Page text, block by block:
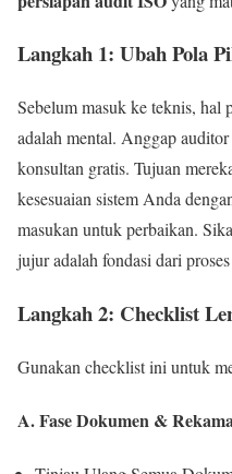
Langkah 1: Ubah Pola
Sebelum masuk ke teknis, hal
adalah mental. Anggap
konsultan gratis. Tujuan
kesesuaian sistem Anda
masukan untuk perbaikan.
jujur adalah fondasi dari
Langkah 2: Checklist
Gunakan checklist ini untuk
A. Fase Dokumen &